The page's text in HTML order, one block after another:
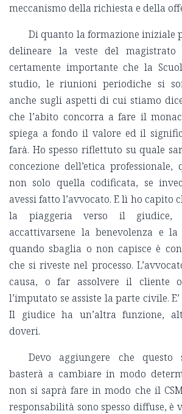
meccanismo della richiesta e della
Di quanto la formazione iniziale
delineare la veste del
certamente importante che la
studio, le riunioni periodiche si
anche sugli aspetti di cui stiamo
che l’abito concorra a fare il
spiega a fondo il valore ed il
farà. Ho spesso riflettuto su quale
concezione dell’etica
non solo quella codificata, se
avessi fatto l’avvocato. E lì ho capito
la piaggeria verso il
accattivarsene la benevolenza e
quando sbaglia o non capisce è
che si riveste nel processo.
causa, o far assolvere il cliente
l’imputato se assiste la parte civile.
Il giudice ha un’altra funzione,
doveri.
Devo aggiungere che
basterà a cambiare in modo
non si saprà fare in modo che il
responsabilità sono spesso diffuse, è